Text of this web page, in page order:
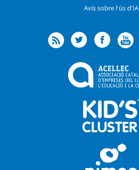
Avís sobre l'ús d'IA